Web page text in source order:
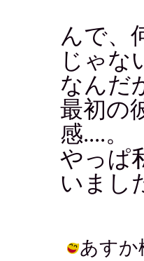
んで、
じゃな
なんだ
最初の
感....。
やっぱ
いまし
あす